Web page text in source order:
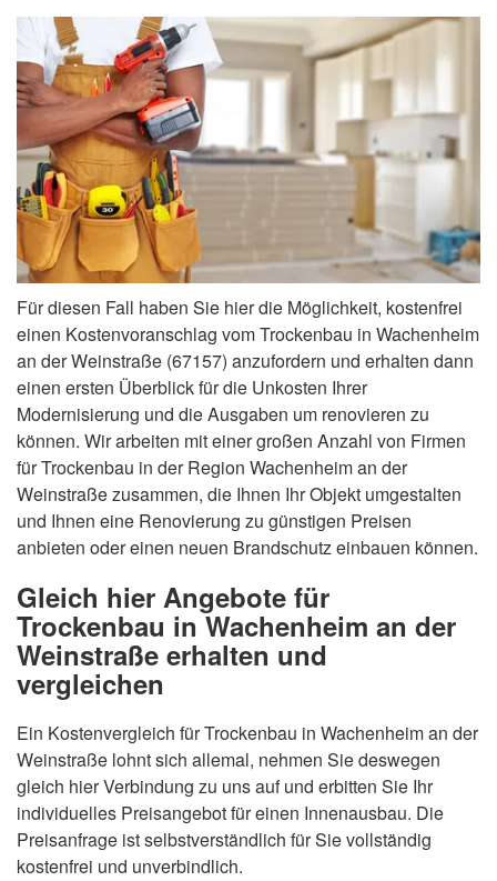
Für diesen Fall haben Sie hier die Möglichkeit, kostenfrei
einen Kostenvoranschlag vom Trockenbau in Wachenheim
an der Weinstraße (67157) anzufordern und erhalten dann
einen ersten Überblick für die Unkosten Ihrer
Modernisierung und die Ausgaben um renovieren zu
können. Wir arbeiten mit einer großen Anzahl von Firmen
für Trockenbau in der Region Wachenheim an der
Weinstraße zusammen, die Ihnen Ihr Objekt umgestalten
und Ihnen eine Renovierung zu günstigen Preisen
anbieten oder einen neuen Brandschutz einbauen können.
Gleich hier Angebote für
Trockenbau in Wachenheim an der
Weinstraße erhalten und
vergleichen
Ein Kostenvergleich für Trockenbau in Wachenheim an der
Weinstraße lohnt sich allemal, nehmen Sie deswegen
gleich hier Verbindung zu uns auf und erbitten Sie Ihr
individuelles Preisangebot für einen Innenausbau. Die
Preisanfrage ist selbstverständlich für Sie vollständig
kostenfrei und unverbindlich.